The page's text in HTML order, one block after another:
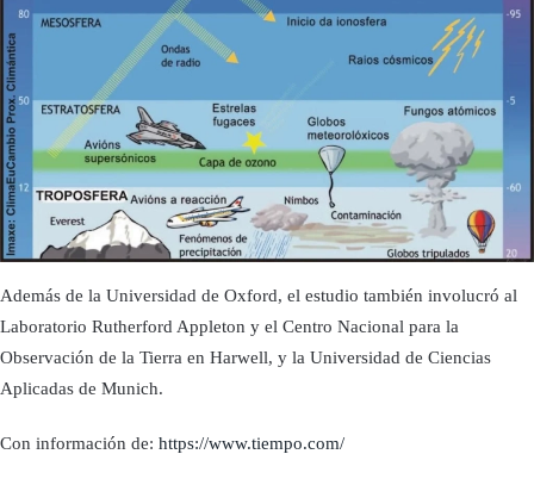
Además de la Universidad de Oxford, el estudio también involucró al
Laboratorio Rutherford Appleton y el Centro Nacional para la
Observación de la Tierra en Harwell, y la Universidad de Ciencias
Aplicadas de Munich.
Con información de: https://www.tiempo.com/